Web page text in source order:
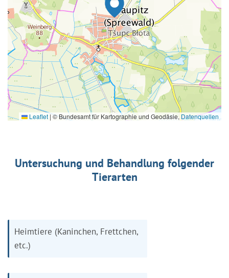
Leaflet|© Bundesamt für Kartographie und Geodäsie, Datenquellen
Untersuchung und Behandlung folgender
Tierarten
Heimtiere (Kaninchen, Frettchen,
etc.)